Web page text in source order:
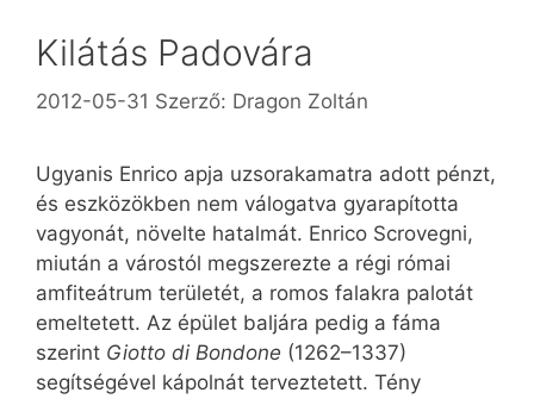
Kilátás Padovára
2012-05-31 Szerző: Dragon Zoltán
Ugyanis Enrico apja uzsorakamatra adott pénzt,
és eszközökben nem válogatva gyarapította
vagyonát, növelte hatalmát. Enrico Scrovegni,
miután a várostól megszerezte a régi római
amfiteátrum területét, a romos falakra palotát
emeltetett. Az épület baljára pedig a fáma
szerint Giotto di Bondone (1262–1337)
segítségével kápolnát terveztetett. Tény